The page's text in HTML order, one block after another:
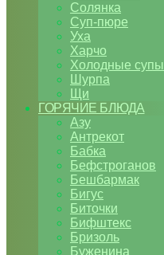
Солянка
Суп-пюре
Уха
Харчо
Холодные супы
Шурпа
Щи
ГОРЯЧИЕ БЛЮДА
Азу
Антрекот
Бабка
Бефстроганов
Бешбармак
Бигус
Биточки
Бифштекс
Бризоль
Буженина